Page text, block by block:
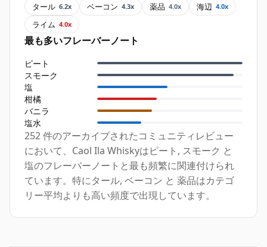
タール 6.2x ベーコン 4.3x 薬品 4.0x 海辺 4.0x
ライム 4.0x
最も多いフレーバーノート
ピート
スモーク
塩
柑橘
バニラ
塩水
252 件のアーカイブされたコミュニティレビュー
において、Caol Ila Whiskyはピート, スモーク と
塩のフレーバーノートと最も頻繁に関連付けられ
ています。特にタール, ベーコン と 薬品はカテゴ
リー平均よりも高い頻度で出現しています。